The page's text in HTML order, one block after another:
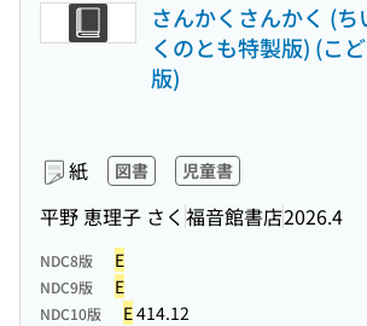
さんかくさんかく (
くのとも特製版) (こ
版)
紙 図書 児童書
平野 恵理子 さく 福音館書店2026.4
NDC8版 E
NDC9版 E
NDC10版 E414.12